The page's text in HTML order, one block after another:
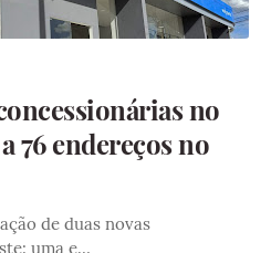
no
76 endereços no
de duas novas
uma e…